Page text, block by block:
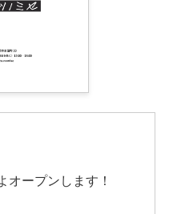
オープンします！